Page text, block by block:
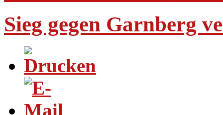
Sieg gegen Garnberg